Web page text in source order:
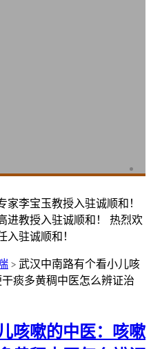
李宝玉教授入驻诚顺和！
进教授入驻诚顺和！ 热烈欢
入驻诚顺和！
> 武汉中南路有个看小儿咳
痰多黄稠中医怎么辨证治
咳嗽的中医：咳嗽